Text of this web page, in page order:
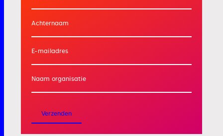
Achternaam
E-mailadres
Naam organisatie
Verzenden